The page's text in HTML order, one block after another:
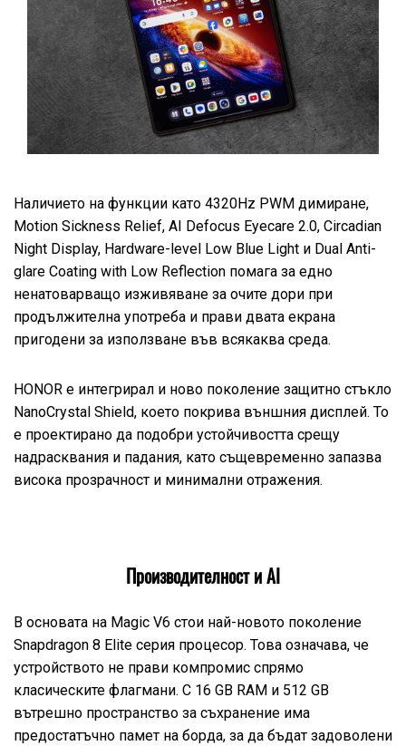
Наличието на функции като 4320Hz PWM димиране,
Motion Sickness Relief, AI Defocus Eyecare 2.0, Circadian
Night Display, Hardware-level Low Blue Light и Dual Anti-
glare Coating with Low Reflection помага за едно
ненатоварващо изживяване за очите дори при
продължителна употреба и прави двата екрана
пригодени за използване във всякаква среда.
HONOR е интегрирал и ново поколение защитно стъкло
NanoCrystal Shield, което покрива външния дисплей. То
е проектирано да подобри устойчивостта срещу
надрасквания и падания, като същевременно запазва
висока прозрачност и минимални отражения.
Производителност и AI
В основата на Magic V6 стои най-новото поколение
Snapdragon 8 Elite серия процесор. Това означава, че
устройството не прави компромис спрямо
класическите флагмани. С 16 GB RAM и 512 GB
вътрешно пространство за съхранение има
предостатъчно памет на борда, за да бъдат задоволени